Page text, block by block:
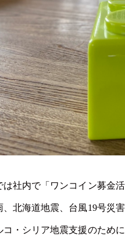
は社内で「ワンコイン募金
、北海道地震、台風19号災
コ・シリア地震支援のため